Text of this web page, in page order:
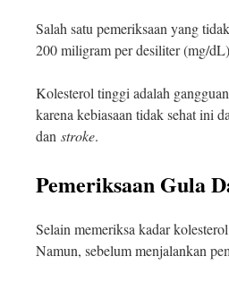
Salah satu pemeriksaan yang
200 miligram per desiliter (mg/
Kolesterol tinggi adalah
karena kebiasaan tidak sehat ini
dan stroke.
Pemeriksaan Gula
Selain memeriksa kadar
Namun, sebelum menjalankan